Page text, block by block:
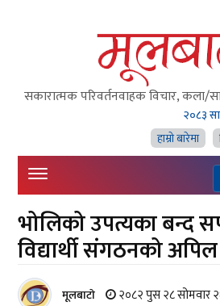
सकारात्मक परिवर्तनवाहक विचार, कला/
२०८३
हाम्राे बारेमा
भोलिको उपत्यका बन्द
विद्यार्थी संगठनको अपिल
मूलबाटाे २०८२ पुस २८ सोमवार